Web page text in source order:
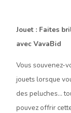
Jouet : Faites
avec VavaBid
Vous souvenez-
jouets lorsque
des peluches…
pouvez offrir